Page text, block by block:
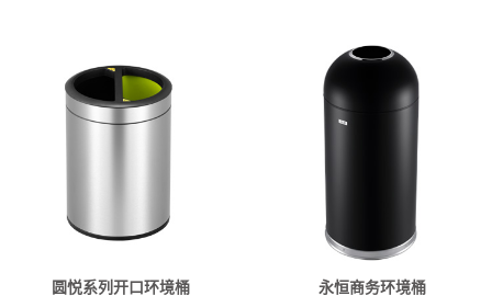
圆悦系列开口环境桶 永恒商务环境桶